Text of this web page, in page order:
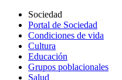
Sociedad
Portal de Sociedad
Condiciones de vida
Cultura
Educación
Grupos poblacionales
Salud